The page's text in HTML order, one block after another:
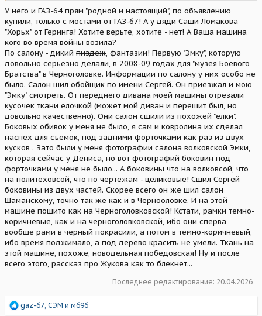
Яндекс — поиск по видео
Яндекс — поиск по видео
yandex.ru
У него и ГАЗ-64 прям "родной и настоящий", по объявлению
купили, только с мостами от ГАЗ-67! А у дяди Саши Ломакова
"Хорьх" от Геринга! Хотите верьте, хотите - нет! А Ваша машина
кого во время войны возила?
По салону - дикий пиздеж, фантазии! Первую "Эмку", которую
довольно серьезно делали, в 2008-09 годах для "музея Боевого
Братства" в Черноголовке. Информации по салону у них особо не
было. Салон шил обойщик по имени Сергей. Он приезжал и мою
"Эмку" смотреть. От переднего дивана моей машины отрезали
кусочек ткани елочкой (может мой диван и перешит был, но
довольно качественно). Они салон сшили из похожей "елки".
Боковых обивок у меня не было, я сам и ковролина их сделал
наспех для съемок, под задними форточками как раз из двух
кусков . Зато были у меня фотографии салона волковской Эмки,
которая сейчас у Дениса, но вот фотографий боковин под
форточками у меня не было... А боковины что на волковсой, что
на политеховсой, что по чертежам - целиковые! Сшил Сергей
боковины из двух частей. Скорее всего он же шил салон
Шаманскому, точно так же как и в Чернооловке. И на этой
машине пошито как на Черноголовковской! Кстати, рамки темно-
коричневые, как и на черноголовковской, ибо они сперва
вообще рами в черный покрасили, а потом в темно-коричневый,
ибо время поджимало, а под дерево красить не умели. Ткань на
этой машине, похоже, новодельная победовская! Ну и после
всего этого, рассказ про Жукова как то блекнет...
Последнее редактирование: 20.04.2026
Р
gaz-67, СЭМ и м696